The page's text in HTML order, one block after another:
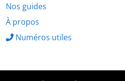
Nos guides
À propos
Numéros utiles